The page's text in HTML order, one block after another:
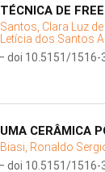
TÉCNICA DE
Santos, Clara Luz
Letícia dos Santos
doi 10.5151/1516-
UMA CERÂMICA
Biasi, Ronaldo
doi 10.5151/1516-